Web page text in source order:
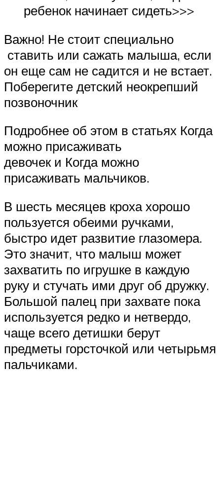
ребенок начинает сидеть>>>
Важно! Не стоит специально
ставить или сажать малыша, если
он еще сам не садится и не встает.
Поберегите детский неокрепший
позвоночник
Подробнее об этом в статьях Когда
можно присаживать
девочек и Когда можно
присаживать мальчиков.
В шесть месяцев кроха хорошо
пользуется обеими ручками,
быстро идет развитие глазомера.
Это значит, что малыш может
захватить по игрушке в каждую
руку и стучать ими друг об дружку.
Большой палец при захвате пока
используется редко и нетвердо,
чаще всего детишки берут
предметы горсточкой или четырьмя
пальчиками.